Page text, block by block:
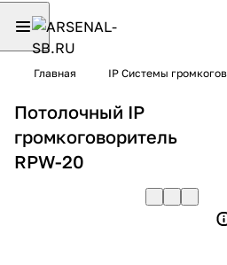
Главная IP Системы
Потолочный IP
громкоговоритель
RPW-20